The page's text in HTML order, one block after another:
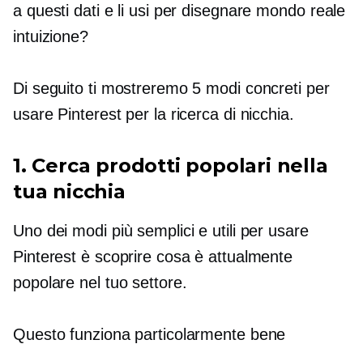
a questi dati e li usi per disegnare mondo reale
intuizione?
Di seguito ti mostreremo 5 modi concreti per
usare Pinterest per la ricerca di nicchia.
1. Cerca prodotti popolari nella
tua nicchia
Uno dei modi più semplici e utili per usare
Pinterest è scoprire cosa è attualmente
popolare nel tuo settore.
Questo funziona particolarmente bene